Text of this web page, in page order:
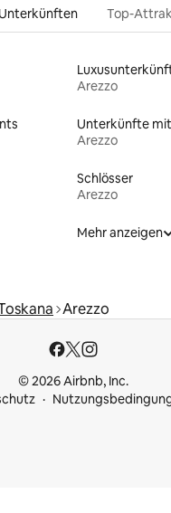
Top-
Arezzo
Unterkünfte
Arezzo
Schlösser
Arezzo
Mehr anzeigen
Arezzo
© 2026 Airbnb, Inc.